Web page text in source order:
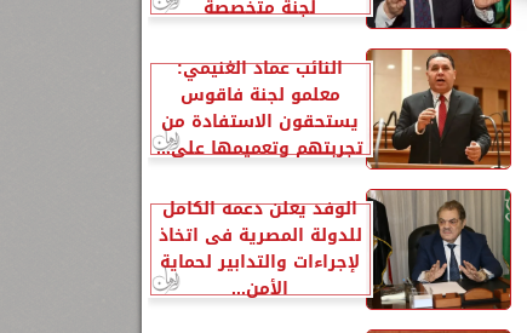
لجنة متخصصة
النائب عماد الغنيمي:
معلمو لجنة فاقوس
يستحقون الاستفادة من
تجربتهم وتعميمها على...
الوفد يعلن دعمه الكامل
للدولة المصرية فى اتخاذ
لإجراءات والتدابير لحماية
الأمن...